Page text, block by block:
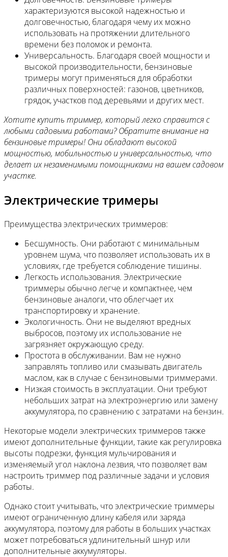
характеризуются высокой надежностью и
долговечностью, благодаря чему их можно
использовать на протяжении длительного
времени без поломок и ремонта.
Универсальность. Благодаря своей мощности и
высокой производительности, бензиновые
тримеры могут применяться для обработки
различных поверхностей: газонов, цветников,
грядок, участков под деревьями и других мест.
Хотите купить триммер, который легко справится с
любыми садовыми работами? Обратите внимание на
бензиновые тримеры! Они обладают высокой
мощностью, мобильностью и универсальностью, что
делает их незаменимыми помощниками на вашем садовом
участке.
Электрические тримеры
Преимущества электрических триммеров:
Бесшумность. Они работают с минимальным
уровнем шума, что позволяет использовать их в
условиях, где требуется соблюдение тишины.
Легкость использования. Электрические
триммеры обычно легче и компактнее, чем
бензиновые аналоги, что облегчает их
транспортировку и хранение.
Экологичность. Они не выделяют вредных
выбросов, поэтому их использование не
загрязняет окружающую среду.
Простота в обслуживании. Вам не нужно
заправлять топливо или смазывать двигатель
маслом, как в случае с бензиновыми триммерами.
Низкая стоимость в эксплуатации. Они требуют
небольших затрат на электроэнергию или замену
аккумулятора, по сравнению с затратами на бензин.
Некоторые модели электрических триммеров также
имеют дополнительные функции, такие как регулировка
высоты подрезки, функция мульчирования и
изменяемый угол наклона лезвия, что позволяет вам
настроить триммер под различные задачи и условия
работы.
Однако стоит учитывать, что электрические триммеры
имеют ограниченную длину кабеля или заряда
аккумулятора, поэтому для работы в больших участках
может потребоваться удлинительный шнур или
дополнительные аккумуляторы.